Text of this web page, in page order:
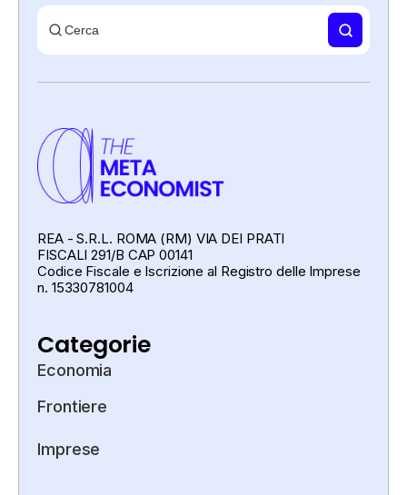
REA - S.R.L. ROMA (RM) VIA DEI PRATI
FISCALI 291/B CAP 00141
Codice Fiscale e Iscrizione al Registro delle Imprese
n. 15330781004
Categorie
Economia
Frontiere
Imprese